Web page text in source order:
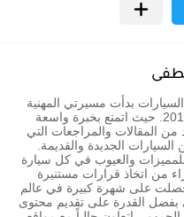
بدأت مسيرتي المهنية
ككاتب سيارات في عام 2015. حيث اتمتع بخبرة واسعة
من المقالات والمراجعات التي
الجديدة والقديمة.
والعيوب في كل سيارة
من اتخاذ قرارات مستنيرة
على شهرة كبيرة في عالم
بفضل القدرة على تقديم محتوى